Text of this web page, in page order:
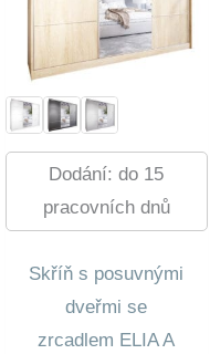
Dodání: do 15
pracovních dnů
Skříň s posuvnými
dveřmi se
zrcadlem ELIA A